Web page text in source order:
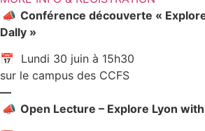
📣 Conférence découverte «
Dally »
📅 Lundi 30 juin à 15h30
sur le campus des CCFS
—
📣 Open Lecture – Explore Lyon